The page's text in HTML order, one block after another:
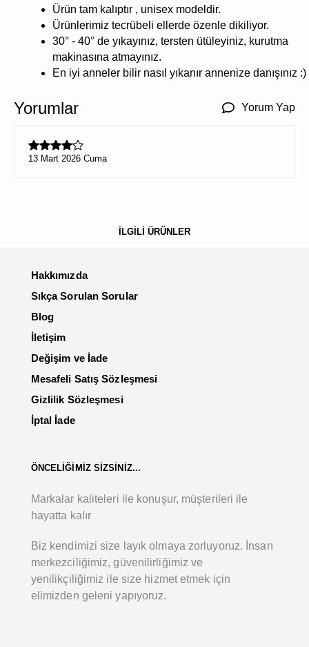
Ürün tam kalıptır , unisex modeldir.
Ürünlerimiz tecrübeli ellerde özenle dikiliyor.
30° - 40° de yıkayınız, tersten ütüleyiniz, kurutma
makinasına atmayınız.
En iyi anneler bilir nasıl yıkanır annenize danışınız :)
Yorumlar Yorum Yap
13 Mart 2026 Cuma
İLGİLİ ÜRÜNLER
Hakkımızda
Sıkça Sorulan Sorular
Blog
İletişim
Değişim ve İade
Mesafeli Satış Sözleşmesi
Gizlilik Sözleşmesi
İptal İade
ÖNCELİĞİMİZ SİZSİNİZ...
Markalar kaliteleri ile konuşur, müşterileri ile
hayatta kalır
Biz kendimizi size layık olmaya zorluyoruz. İnsan
merkezciliğimiz, güvenilirliğimiz ve
yenilikçiliğimiz ile size hizmet etmek için
elimizden geleni yapıyoruz.